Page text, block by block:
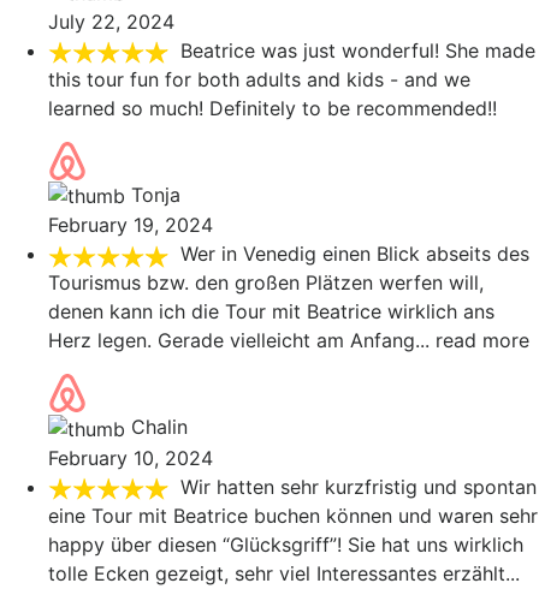
July 22, 2024
Beatrice was just wonderful! She made
this tour fun for both adults and kids - and we
learned so much! Definitely to be recommended!!
Tonja
February 19, 2024
Wer in Venedig einen Blick abseits des
Tourismus bzw. den großen Plätzen werfen will,
denen kann ich die Tour mit Beatrice wirklich ans
Herz legen. Gerade vielleicht am Anfang... read more
Chalin
February 10, 2024
Wir hatten sehr kurzfristig und spontan
eine Tour mit Beatrice buchen können und waren sehr
happy über diesen “Glücksgriff”! Sie hat uns wirklich
tolle Ecken gezeigt, sehr viel Interessantes erzählt...